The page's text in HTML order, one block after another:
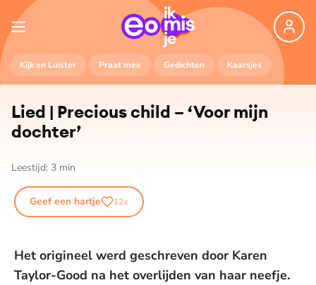
Kijk en Luister Praat mee Gedichten Kaarsjes
Lied | Precious child – ‘Voor mijn
dochter’
Leestijd: 3 min
Geef een hartje 12x
Het origineel werd geschreven door Karen
Taylor-Good na het overlijden van haar neefje.